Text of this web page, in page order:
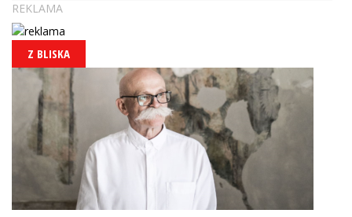
REKLAMA
Z BLISKA